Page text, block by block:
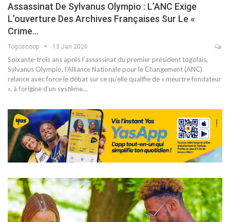
Assassinat De Sylvanus Olympio : L’ANC Exige
L’ouverture Des Archives Françaises Sur Le «
Crime…
Togoscoop 13 Jan 2026
Soixante-trois ans après l’assassinat du premier président togolais,
Sylvanus Olympio, l’Alliance Nationale pour le Changement (ANC)
relance avec force le débat sur ce qu’elle qualifie de « meurtre fondateur
», à l’origine d’un système…